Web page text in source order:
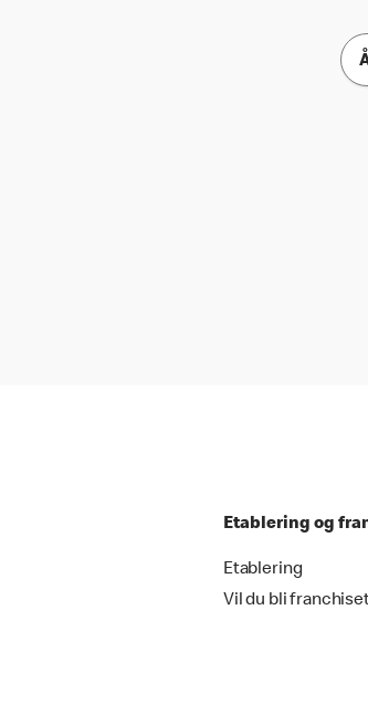
Etablering og
Etablering
Vil du bli